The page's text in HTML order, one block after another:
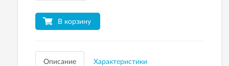
В корзину
Описание Характеристики